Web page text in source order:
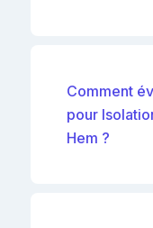
Comment
pour
Hem ?